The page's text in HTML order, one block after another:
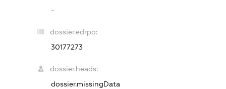
-
dossier.edrpo:
30177273
dossier.heads:
dossier.missingData